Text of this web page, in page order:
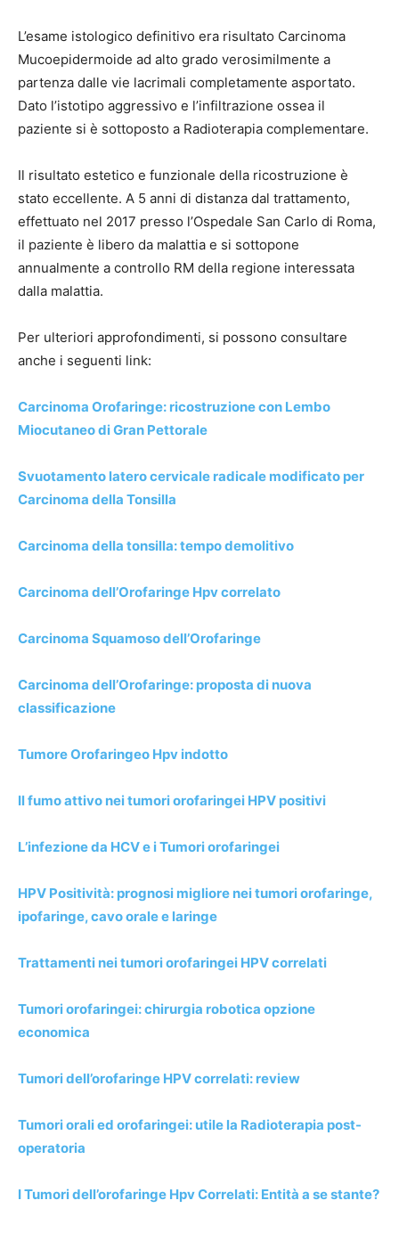
L’esame istologico definitivo era risultato Carcinoma
Mucoepidermoide ad alto grado verosimilmente a
partenza dalle vie lacrimali completamente asportato.
Dato l’istotipo aggressivo e l’infiltrazione ossea il
paziente si è sottoposto a Radioterapia complementare.
Il risultato estetico e funzionale della ricostruzione è
stato eccellente. A 5 anni di distanza dal trattamento,
effettuato nel 2017 presso l’Ospedale San Carlo di Roma,
il paziente è libero da malattia e si sottopone
annualmente a controllo RM della regione interessata
dalla malattia.
Per ulteriori approfondimenti, si possono consultare
anche i seguenti link:
Carcinoma Orofaringe: ricostruzione con Lembo
Miocutaneo di Gran Pettorale
Svuotamento latero cervicale radicale modificato per
Carcinoma della Tonsilla
Carcinoma della tonsilla: tempo demolitivo
Carcinoma dell’Orofaringe Hpv correlato
Carcinoma Squamoso dell’Orofaringe
Carcinoma dell’Orofaringe: proposta di nuova
classificazione
Tumore Orofaringeo Hpv indotto
Il fumo attivo nei tumori orofaringei HPV positivi
L’infezione da HCV e i Tumori orofaringei
HPV Positività: prognosi migliore nei tumori orofaringe,
ipofaringe, cavo orale e laringe
Trattamenti nei tumori orofaringei HPV correlati
Tumori orofaringei: chirurgia robotica opzione
economica
Tumori dell’orofaringe HPV correlati: review
Tumori orali ed orofaringei: utile la Radioterapia post-
operatoria
I Tumori dell’orofaringe Hpv Correlati: Entità a se stante?